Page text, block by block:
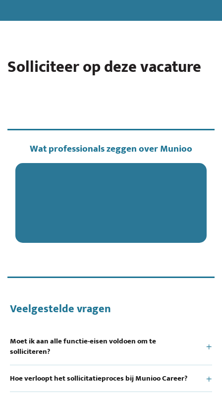
Solliciteer op deze vacature
Wat professionals zeggen over Munioo
Veelgestelde vragen
Moet ik aan alle functie-eisen voldoen om te
solliciteren?
Hoe verloopt het sollicitatieproces bij Munioo Career?